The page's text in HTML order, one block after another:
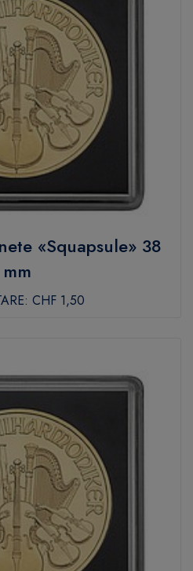
«Squapsule» 38
mm
CHF 1,50